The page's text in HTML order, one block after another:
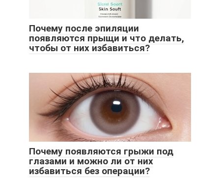
Почему после эпиляции
появляются прыщи и что делать,
чтобы от них избавиться?
Почему появляются грыжи под
глазами и можно ли от них
избавиться без операции?